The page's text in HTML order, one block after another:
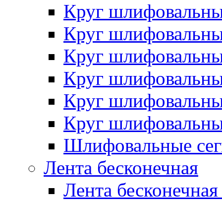
Круг
Круг
Круг
Круг
Круг
Круг
Шлифовальные
Лента бесконечная
Лента